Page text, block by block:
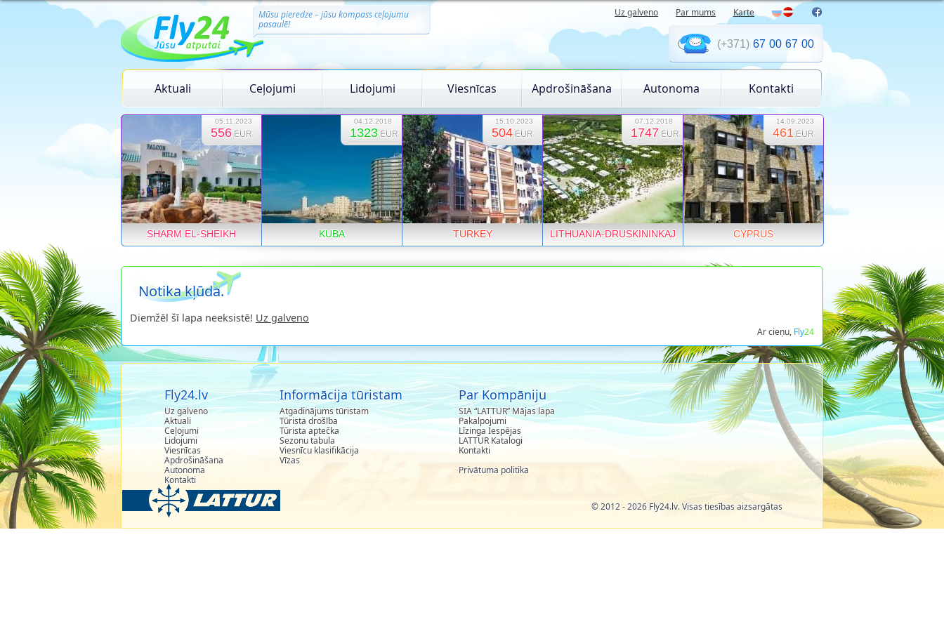
Mūsu pieredze – jūsu kompass ceļojumu
pasaulē!
Uz galveno Par mums Karte
(+371) 67 00 67 00
Aktuali Ceļojumi Lidojumi Viesnīcas Apdrošināšana Autonoma Kontakti
05.11.2023
556 EUR
SHARM EL-SHEIKH
04.12.2018
1323 EUR
KUBA
15.10.2023
504 EUR
TURKEY
07.12.2018
1747 EUR
LITHUANIA-DRUSKININKAJ
14.09.2023
461 EUR
CYPRUS
Notika kļūda.
Diemžēl šī lapa neeksistē! Uz galveno
Ar cieņu, Fly24
Fly24.lv
Uz galveno
Aktuali
Ceļojumi
Lidojumi
Viesnīcas
Apdrošināšana
Autonoma
Kontakti
Informācija tūristam
Atgadinājums tūristam
Tūrista drošība
Tūrista aptečka
Sezonu tabula
Viesnīcu klasifikācija
Vīzas
Par Kompāniju
SIA “LATTUR” Mājas lapa
Pakalpojumi
Līzinga Iespējas
LATTUR Katalogi
Kontakti
Privātuma politika
©2012 - 2026 Fly24.lv. Visas tiesības aizsargātas